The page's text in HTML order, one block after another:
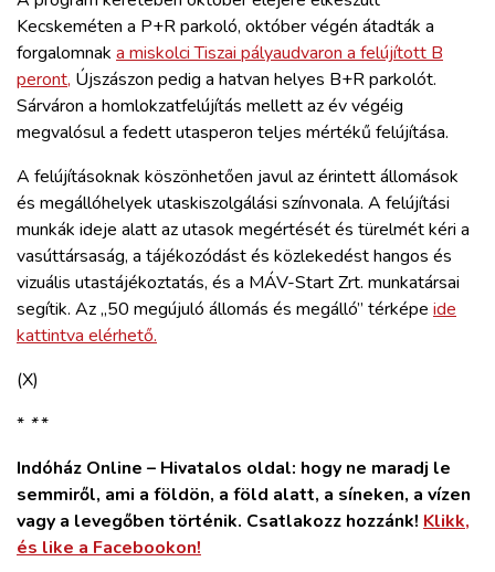
Kecskeméten a P+R parkoló, október végén átadták a
forgalomnak a miskolci Tiszai pályaudvaron a felújított B
peront, Újszászon pedig a hatvan helyes B+R parkolót.
Sárváron a homlokzatfelújítás mellett az év végéig
megvalósul a fedett utasperon teljes mértékű felújítása.
A felújításoknak köszönhetően javul az érintett állomások
és megállóhelyek utaskiszolgálási színvonala. A felújítási
munkák ideje alatt az utasok megértését és türelmét kéri a
vasúttársaság, a tájékozódást és közlekedést hangos és
vizuális utastájékoztatás, és a MÁV-Start Zrt. munkatársai
segítik. Az „50 megújuló állomás és megálló” térképe ide
kattintva elérhető.
(X)
* **
Indóház Online – Hivatalos oldal: hogy ne maradj le
semmiről, ami a földön, a föld alatt, a síneken, a vízen
vagy a levegőben történik. Csatlakozz hozzánk! Klikk,
és like a Facebookon!